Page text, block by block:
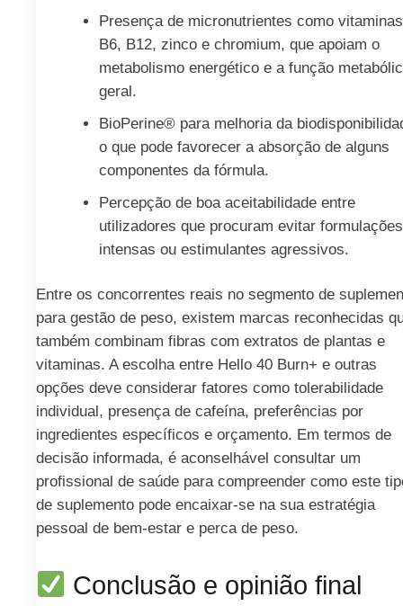
Presença de micronutrientes como vitaminas
B6, B12, zinco e chromium, que apoiam o
metabolismo energético e a função
geral.
BioPerine® para melhoria da
o que pode favorecer a absorção de alguns
componentes da fórmula.
Percepção de boa aceitabilidade entre
utilizadores que procuram evitar formulações
intensas ou estimulantes agressivos.
Entre os concorrentes reais no segmento de
para gestão de peso, existem marcas reconhecidas
também combinam fibras com extratos de plantas e
vitaminas. A escolha entre Hello 40 Burn+ e outras
opções deve considerar fatores como tolerabilidade
individual, presença de cafeína, preferências por
ingredientes específicos e orçamento. Em termos de
decisão informada, é aconselhável consultar um
profissional de saúde para compreender como este
de suplemento pode encaixar-se na sua estratégia
pessoal de bem‑estar e perca de peso.
Conclusão e opinião final